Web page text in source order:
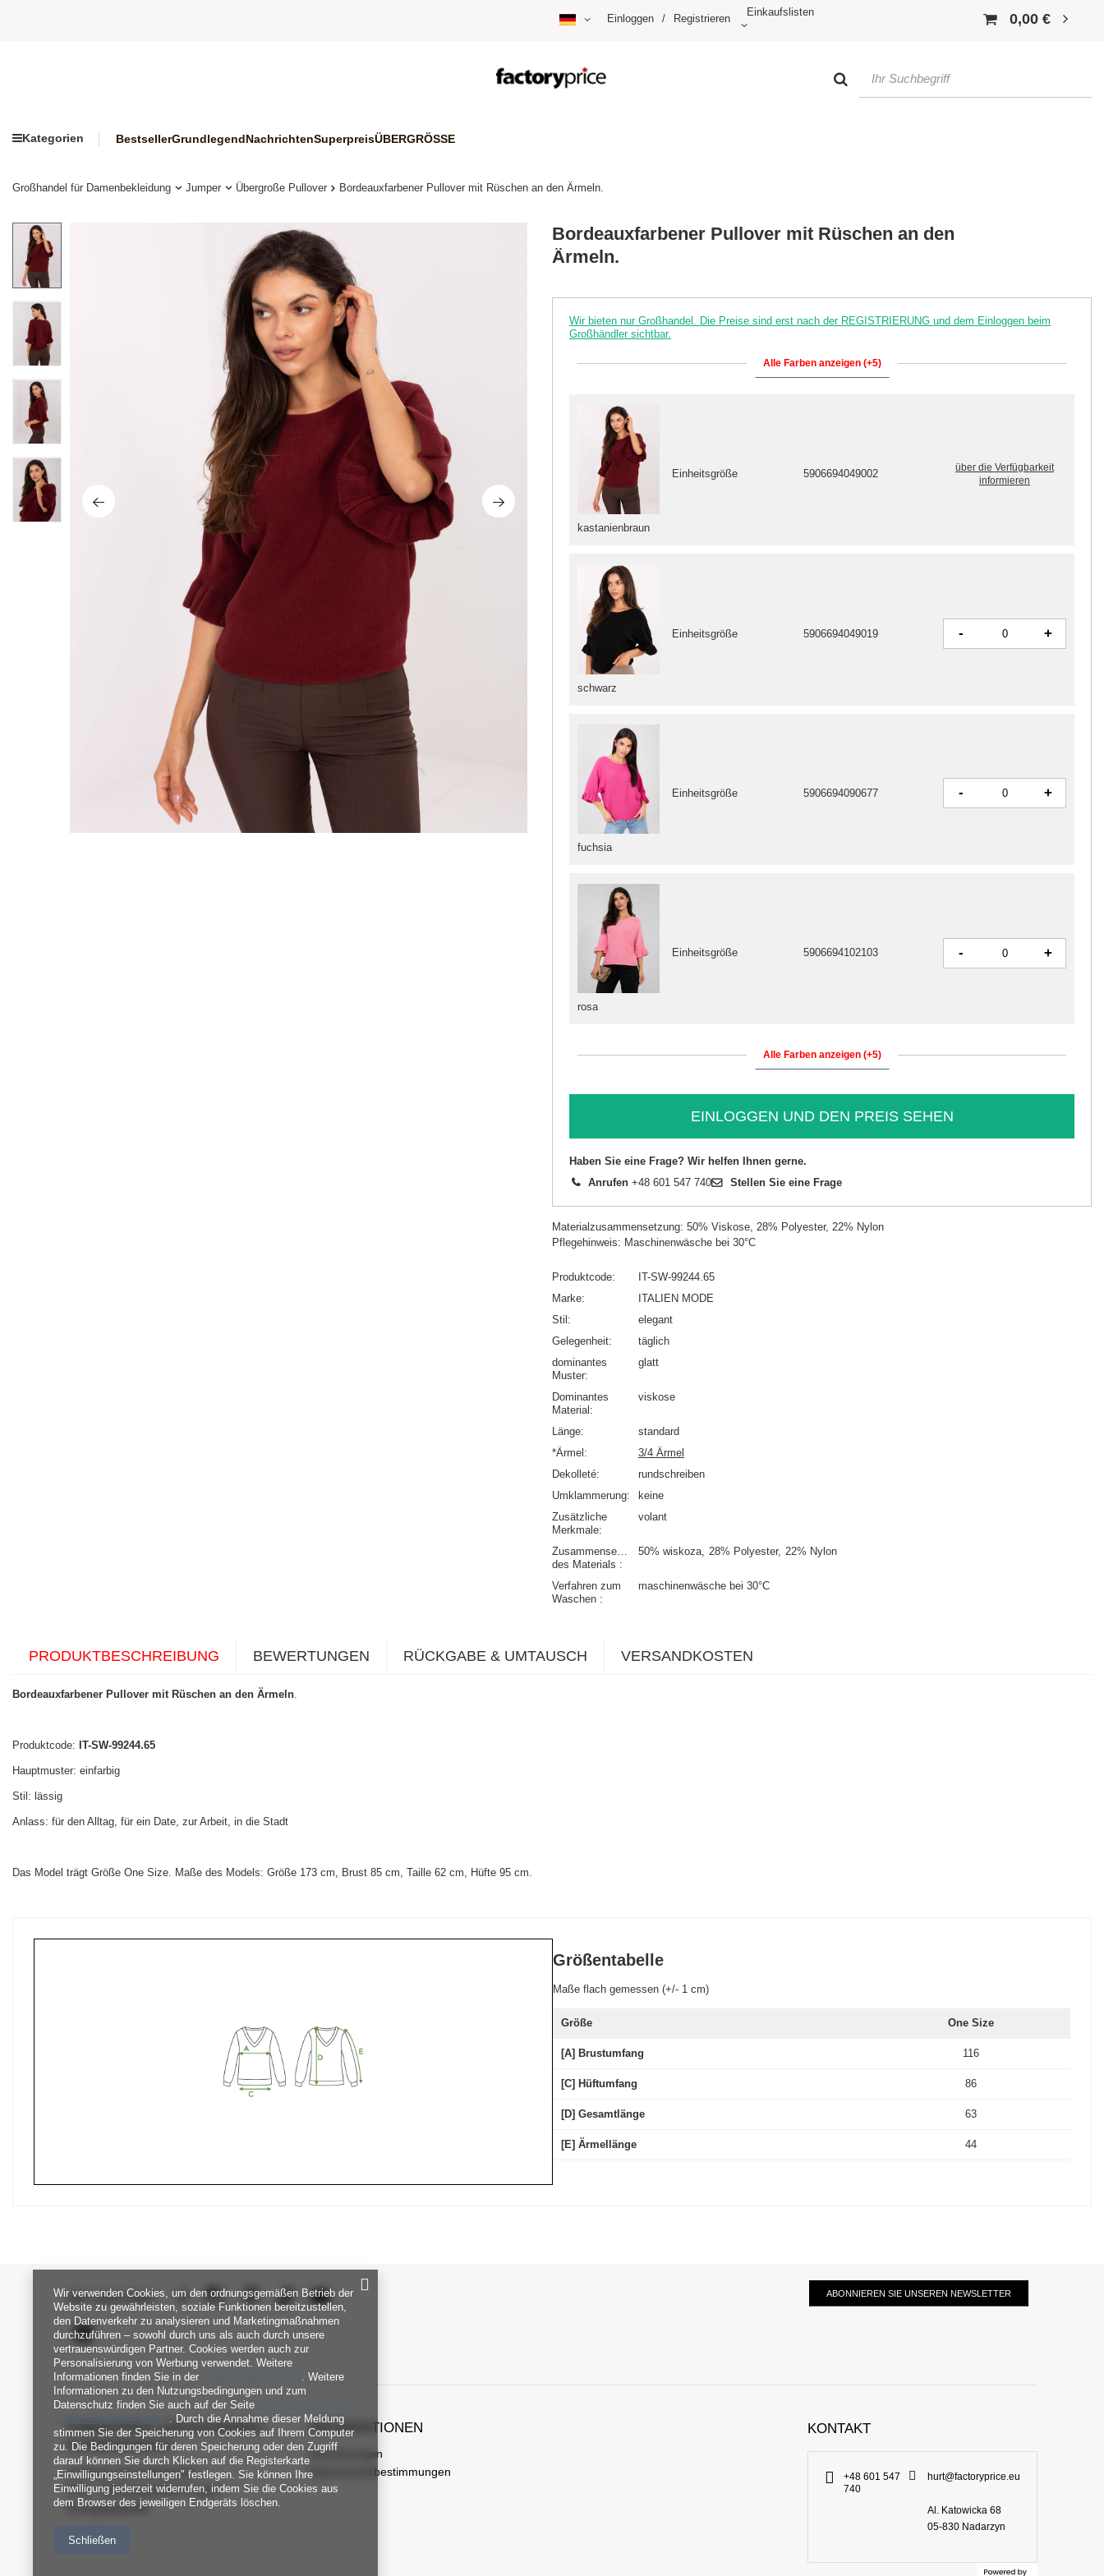
Einloggen / Registrieren
Einkaufslisten 0,00 €
Kategorien BestsellerGrundlegendNachrichtenSuperpreisÜBERGRÖSSE
Großhandel für Damenbekleidung Jumper Übergroße Pullover Bordeauxfarbener Pullover mit Rüschen an den Ärmeln.
Bordeauxfarbener Pullover mit Rüschen an den
Ärmeln.
Wir bieten nur Großhandel. Die Preise sind erst nach der REGISTRIERUNG und dem Einloggen beim
Großhändler sichtbar.
Alle Farben anzeigen (+5)
schwarz
Einheitsgröße 5906694049019 - +
fuchsia
Einheitsgröße 5906694090677 - +
rosa
Einheitsgröße 5906694102103 - +
kastanienbraun
Einheitsgröße 5906694049002
über die Verfügbarkeit
informieren
Alle Farben anzeigen (+5)
EINLOGGEN UND DEN PREIS SEHEN
Haben Sie eine Frage? Wir helfen Ihnen gerne.
Anrufen +48 601 547 740 Stellen Sie eine Frage
Materialzusammensetzung: 50% Viskose, 28% Polyester, 22% Nylon
Pflegehinweis: Maschinenwäsche bei 30°C
Produktcode
IT-SW-99244.65
Marke
ITALIEN MODE
Stil
elegant
Gelegenheit
täglich
dominantes
Muster
glatt
Dominantes
Material
viskose
Länge
standard
*Ärmel
3/4 Ärmel
Dekolleté
rundschreiben
Umklammerung
keine
Zusätzliche
Merkmale
volant
Zusammensetzung
des Materials
50% wiskoza 28% Polyester 22% Nylon
Verfahren zum
Waschen
maschinenwäsche bei 30°C
PRODUKTBESCHREIBUNG BEWERTUNGEN RÜCKGABE & UMTAUSCH VERSANDKOSTEN
Bordeauxfarbener Pullover mit Rüschen an den Ärmeln.
Produktcode: IT-SW-99244.65
Hauptmuster: einfarbig
Stil: lässig
Anlass: für den Alltag, für ein Date, zur Arbeit, in die Stadt
Das Model trägt Größe One Size. Maße des Models: Größe 173 cm, Brust 85 cm, Taille 62 cm, Hüfte 95 cm.
Größentabelle
Maße flach gemessen (+/- 1 cm)
Größe One Size
[A] Brustumfang 116
[C] Hüftumfang 86
[D] Gesamtlänge 63
[E] Ärmellänge 44
SEI UNS NAH ABONNIEREN SIE UNSEREN NEWSLETTER
FABRIKPREIS-GROSSHANDEL-K
UNDENDIENST
Zahlung und Lieferkosten
FAQ - Häufig gestellte Fragen
Rückgabepolitik
INFORMATIONEN
Verordnungen
Datenschutzbestimmungen
KONTAKT
+48 601 547
740
hurt@factoryprice.eu
Al. Katowicka 68
05-830 Nadarzyn
Wir verwenden Cookies, um den ordnungsgemäßen Betrieb der
Website zu gewährleisten, soziale Funktionen bereitzustellen,
den Datenverkehr zu analysieren und Marketingmaßnahmen
durchzuführen – sowohl durch uns als auch durch unsere
vertrauenswürdigen Partner. Cookies werden auch zur
Personalisierung von Werbung verwendet. Weitere
Informationen finden Sie in der
. Weitere
Informationen zu den Nutzungsbedingungen und zum
Datenschutz finden Sie auch auf der Seite
& Nutzungsbedingungen . Durch die Annahme dieser Meldung
stimmen Sie der Speicherung von Cookies auf Ihrem Computer
zu. Die Bedingungen für deren Speicherung oder den Zugriff
darauf können Sie durch Klicken auf die Registerkarte
„Einwilligungseinstellungen" festlegen. Sie können Ihre
Einwilligung jederzeit widerrufen, indem Sie die Cookies aus
dem Browser des jeweiligen Endgeräts löschen.
Schließen